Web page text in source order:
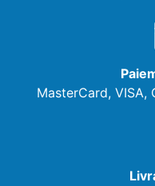
MasterCard, VISA,